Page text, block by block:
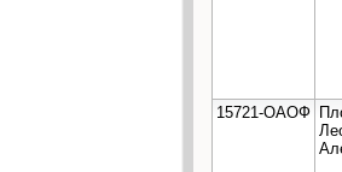
15721-ОАОФ